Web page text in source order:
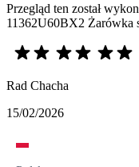
Przegląd ten został
11362U60BX2 Żarówka
Rad Chacha
15/02/2026